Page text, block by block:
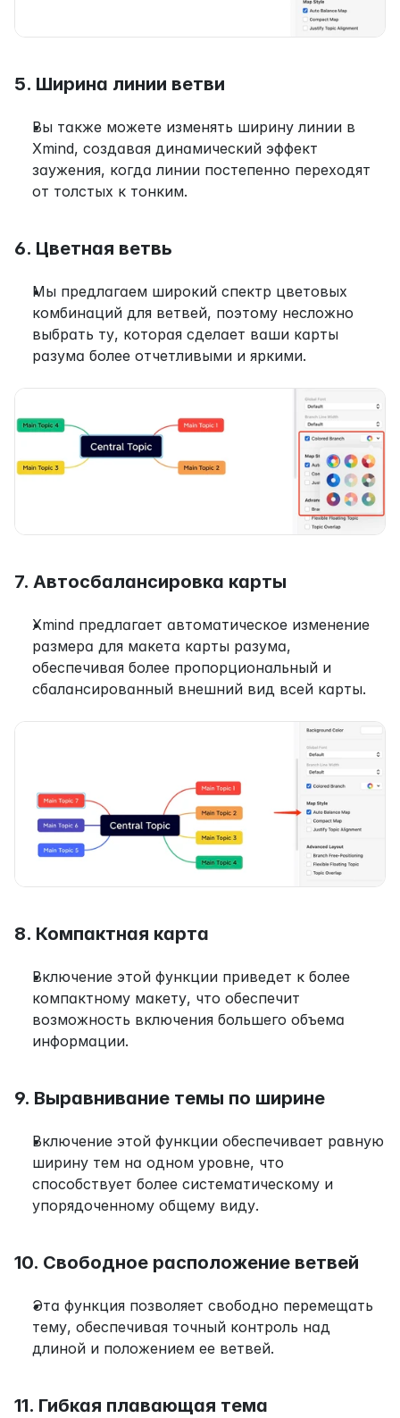
5. Ширина линии ветви
Вы также можете изменять ширину линии в
Xmind, создавая динамический эффект
заужения, когда линии постепенно переходят
от толстых к тонким.
6. Цветная ветвь
Мы предлагаем широкий спектр цветовых
комбинаций для ветвей, поэтому несложно
выбрать ту, которая сделает ваши карты
разума более отчетливыми и яркими.
7. Автосбалансировка карты
Xmind предлагает автоматическое изменение
размера для макета карты разума,
обеспечивая более пропорциональный и
сбалансированный внешний вид всей карты.
8. Компактная карта
Включение этой функции приведет к более
компактному макету, что обеспечит
возможность включения большего объема
информации.
9. Выравнивание темы по ширине
Включение этой функции обеспечивает равную
ширину тем на одном уровне, что
способствует более систематическому и
упорядоченному общему виду.
10. Свободное расположение ветвей
Эта функция позволяет свободно перемещать
тему, обеспечивая точный контроль над
длиной и положением ее ветвей.
11. Гибкая плавающая тема